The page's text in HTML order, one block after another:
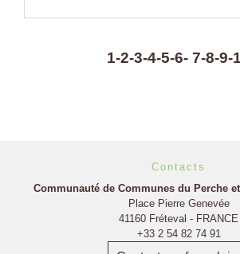
1-2-3-4-5-6- 7-8-9-
Contacts
Communauté de Communes du Perche
Place Pierre Genevée
41160 Fréteval - FRANCE
+33 2 54 82 74 91